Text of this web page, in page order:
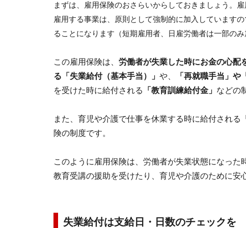
まずは、雇用保険のおさらいからしておきましょう。
雇用する事業は、原則として強制的に加入しています
ることになります（短期雇用者、日雇労働者は一部のみ
この雇用保険は、 労働者が失業した時にお金の心配
る「失業給付（基本手当）」 や、 「再就職手当」や
を受けた時に給付される
「教育訓練給付金」 などの
また、育児や介護で仕事を休業する時に給付され
険の制度です。
このように雇用保険は、労働者が失業状態になっ
教育受講の援助を受けたり、育児や介護のために安
失業給付は支給日・日数のチェックを